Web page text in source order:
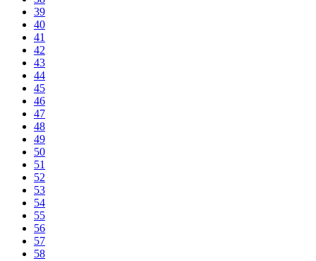
39
40
41
42
43
44
45
46
47
48
49
50
51
52
53
54
55
56
57
58